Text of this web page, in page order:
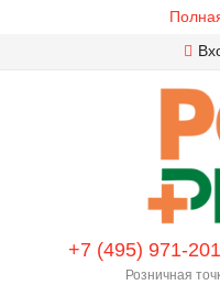
+7 (495) 971-
Розничная